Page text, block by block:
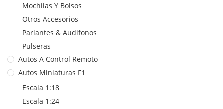
Mochilas Y Bolsos
Otros Accesorios
Parlantes & Audifonos
Pulseras
Autos A Control Remoto
Autos Miniaturas F1
Escala 1:18
Escala 1:24